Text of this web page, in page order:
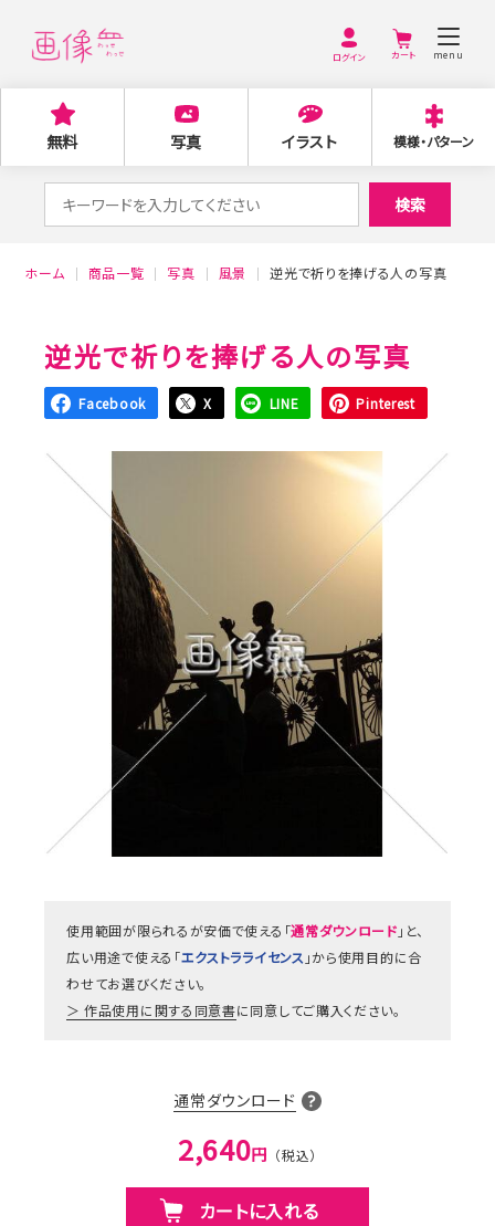
ログイン menu
無料 写真 イラスト 模様・パターン
索
検索
ホーム 商品一覧 写真 風景 逆光で祈りを捧げる人の写真
逆光で祈りを捧げる人の写真
Facebook X LINE Pinterest
使用範囲が限られるが安価で使える「通常ダウンロード 」と、
広い用途で使える「エクストラライセンス 」から使用目的に合
わせてお選びください。
作品使用に関する同意書に同意してご購入ください。
通常ダウンロード
2,640円
カートに入れる